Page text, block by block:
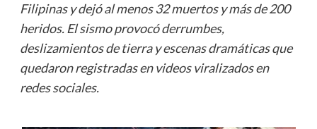
Filipinas y dejó al menos 32 muertos y más de 200
heridos. El sismo provocó derrumbes,
deslizamientos de tierra y escenas dramáticas que
quedaron registradas en videos viralizados en
redes sociales.